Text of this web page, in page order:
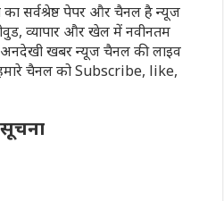
सर्वश्रेष्ठ पेपर और चैनल है न्यूज
व्यापार और खेल में नवीनतम
अनदेखी खबर न्यूज चैनल की लाइव
चैनल को Subscribe, like,